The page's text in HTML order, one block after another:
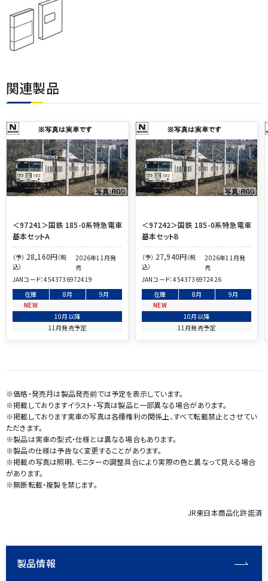
関連製品
＜97241＞国鉄 185-0系特急電車
基本セットA
（予） 28,160円（税
込）
2026年11月発
売
JANコード：4543736972419
在庫
8月
9月
NEW
10月以降
11月発売予定
＜97242＞国鉄 185-0系特急電車
基本セットB
（予） 27,940円（税
込）
2026年11月発
売
JANコード：4543736972426
在庫
8月
9月
NEW
10月以降
11月発売予定
※価格・発売月は製品発売前では予定を表示しています。
※掲載しておりますイラスト・写真は製品と一部異なる場合があります。
※掲載しております実車の写真は各種権利の関係上、すべて転載禁止とさせてい
ただきます。
※製品は実車の型式・仕様とは異なる場合もあります。
※製品の仕様は予告なく変更することがあります。
※掲載の写真は照明、モニターの調整具合により実際の色と異なって見える場合
があります。
※無断転載・複製を禁じます。
JR東日本商品化許諾済
製品情報